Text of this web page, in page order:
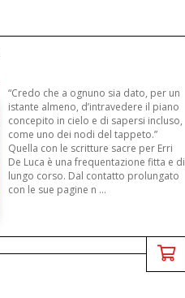
“Credo che a ognuno sia dato, per un
istante almeno, d’intravedere il piano
concepito in cielo e di sapersi incluso,
come uno dei nodi del tappeto.”
Quella con le scritture sacre per Erri
De Luca è una frequentazione fitta e di
lungo corso. Dal contatto prolungato
con le sue pagine n ...